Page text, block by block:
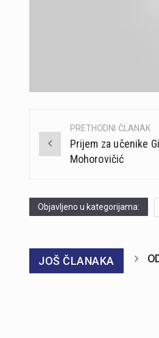
Post
navigation
PRETHODNI ČLANAK
Prijem za učenike
Mohorovičić
Objavljeno u kategorijama:
JOŠ ČLANAKA